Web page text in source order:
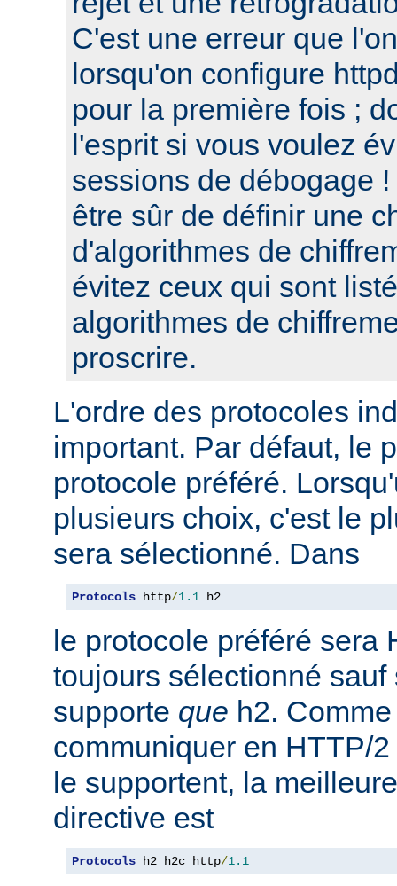
C'est une erreur que
lorsqu'on configure
pour la première fois ;
l'esprit si vous voulez
sessions de débogage
être sûr de définir une
d'algorithmes de
évitez ceux qui sont
algorithmes de
proscrire.
L'ordre des protocoles
important. Par défaut, le
protocole préféré.
plusieurs choix, c'est le
sera sélectionné. Dans
Protocols http/1.1 h2
le protocole préféré sera
toujours sélectionné sauf
supporte que h2.
communiquer en HTTP/
le supportent, la
directive est
Protocols h2 h2c http/1.1